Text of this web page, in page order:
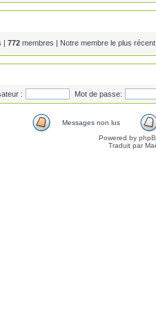
| 772 membres | Notre membre le plus
: Mot de passe:
Messages non lus
Powered by
Traduit par